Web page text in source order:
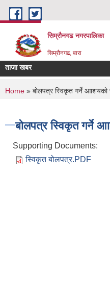
Skip to main content
सिम्रौनगढ नगरपालिका
सिम्रौनगढ, बारा
ताजा खबर
You are here
Home » बोलपत्र स्विकृत गर्ने
बोलपत्र स्विकृत गर्ने
Supporting Documents:
स्विकृत बोलपत्र.PDF